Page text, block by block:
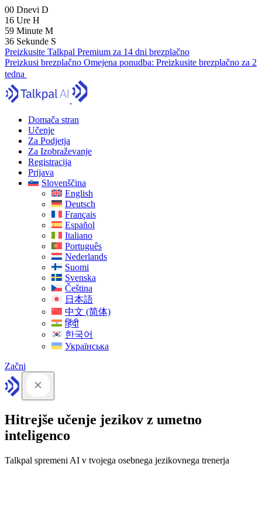
00 Dnevi D
16 Ure H
59 Minute M
35 Sekunde S
Preizkusite Talkpal Premium za 14 dni brezplačno
Preizkusi brezplačno Omejena ponudba: Preizkusite brezplačno za 2
tedna
Domača stran
Učenje
Za Podjetja
Za Izobraževanje
Registracija
Prijava
Slovenščina
English
Deutsch
Français
Español
Italiano
Português
Nederlands
Suomi
Svenska
Čeština
日本語
中文 (简体)
हिंदी
한국어
Українська
Začni
Hitrejše učenje jezikov z umetno
inteligenco
Talkpal spremeni AI v tvojega osebnega jezikovnega trenerja